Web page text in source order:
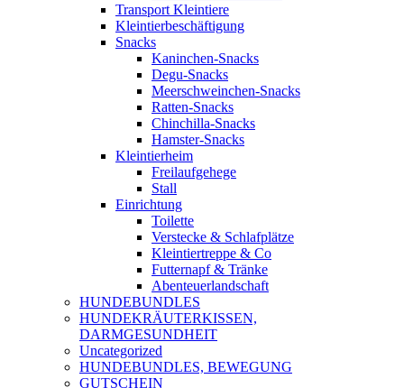
Transport Kleintiere
Kleintierbeschäftigung
Snacks
Kaninchen-Snacks
Degu-Snacks
Meerschweinchen-Snacks
Ratten-Snacks
Chinchilla-Snacks
Hamster-Snacks
Kleintierheim
Freilaufgehege
Stall
Einrichtung
Toilette
Verstecke & Schlafplätze
Kleintiertreppe & Co
Futternapf & Tränke
Abenteuerlandschaft
HUNDEBUNDLES
HUNDEKRÄUTERKISSEN,
DARMGESUNDHEIT
Uncategorized
HUNDEBUNDLES, BEWEGUNG
GUTSCHEIN